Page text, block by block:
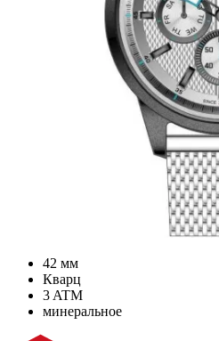
42 мм
Кварц
3 ATM
минеральное